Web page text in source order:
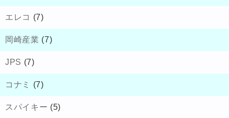
エレコ (7)
岡崎産業 (7)
JPS (7)
コナミ (7)
スパイキー (5)